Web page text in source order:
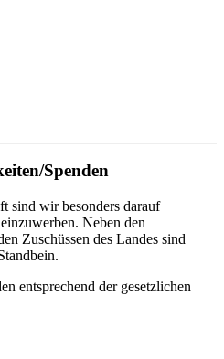
Spenden
sind wir besonders darauf
Neben den
Zuschüssen des Landes sind
entsprechend der gesetzlichen